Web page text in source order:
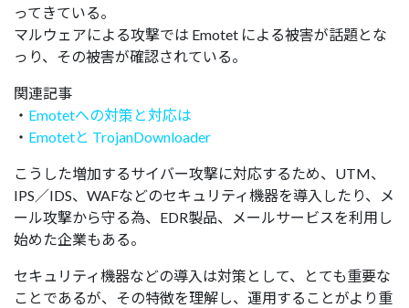
ってきている。
マルウェアによる攻撃では Emotet による被害が話題とな
っり、その被害が確認されている。
関連記事
・ Emotetへの対策と対応は
・ Emotetと TrojanDownloader
こうした増加するサイバー攻撃に対応するため、UTM、
IPS／IDS、WAFなどのセキュリティ機器を導入したり、メ
ール攻撃から守る為、EDR製品、メールサービスを利用し
始めた企業もある。
セキュリティ機器などの導入は対策として、とても重要な
ことであるが、その特徴を理解し、運用することがより重